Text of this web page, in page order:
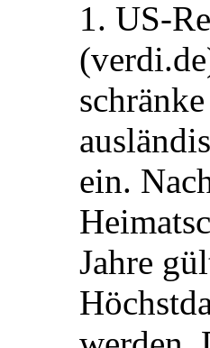
1. US-
ein.
Jahre